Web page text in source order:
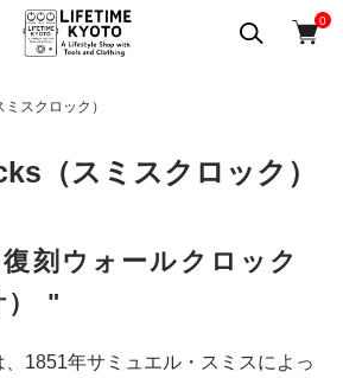
0
スクロック）
（スミスクロック）
刻ウォールクロック
） "
1851年サミュエル・スミスによっ